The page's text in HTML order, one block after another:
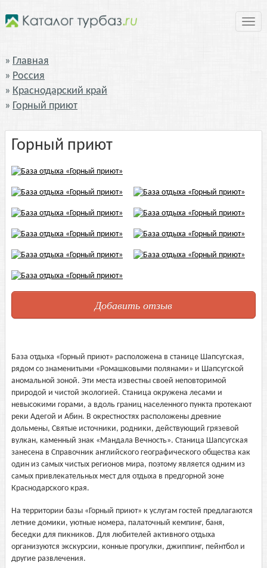
Главная
Россия
Краснодарский край
Горный приют
Горный приют
Добавить отзыв
База отдыха «Горный приют» расположена в станице Шапсугская,
рядом со знаменитыми «Ромашковыми полянами» и Шапсугской
аномальной зоной. Эти места известны своей неповторимой
природой и чистой экологией. Станица окружена лесами и
невысокими горами, а вдоль границ населенного пункта протекают
реки Адегой и Абин. В окрестностях расположены древние
дольмены, Святые источники, родники, действующий грязевой
вулкан, каменный знак «Мандала Вечность». Станица Шапсугская
занесена в Справочник английского географического общества как
один из самых чистых регионов мира, поэтому является одним из
самых привлекательных мест для отдыха в предгорной зоне
Краснодарского края.
На территории базы «Горный приют» к услугам гостей предлагаются
летние домики, уютные номера, палаточный кемпинг, баня,
беседки для пикников. Для любителей активного отдыха
организуются экскурсии, конные прогулки, джиппинг, пейнтбол и
другие развлечения.